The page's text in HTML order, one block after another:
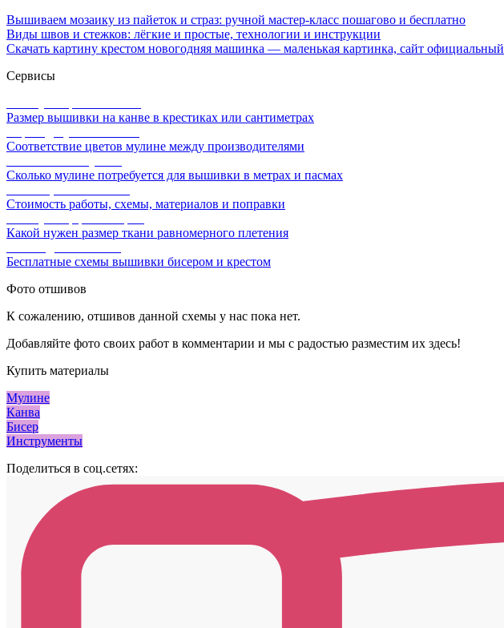
Вышиваем мозаику из пайеток и страз: ручной мастер-класс пошагово и бесплатно
Виды швов и стежков: лёгкие и простые, технологии и инструкции
Скачать картину крестом новогодняя машинка — маленькая картинка, сайт официальный
Сервисы
Размер вышивки на канве в крестиках или сантиметрах
Соответствие цветов мулине между производителями
Сколько мулине потребуется для вышивки в метрах и пасмах
Стоимость работы, схемы, материалов и поправки
Какой нужен размер ткани равномерного плетения
Бесплатные схемы вышивки бисером и крестом
Фото отшивов
К сожалению, отшивов данной схемы у нас пока нет.
Добавляйте фото своих работ в комментарии и мы с радостью разместим их здесь!
Купить материалы
Мулине
Канва
Бисер
Инструменты
Поделиться в соц.сетях: